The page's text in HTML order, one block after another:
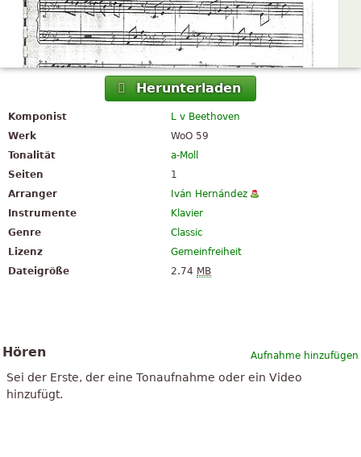
Herunterladen
Komponist
L v Beethoven
Werk
WoO 59
Tonalität
a-Moll
Seiten
1
Arranger
Iván Hernández
Instrumente
Klavier
Genre
Classic
Lizenz
Gemeinfreiheit
Dateigröße
2.74 MB
Aufnahme hinzufügen
Hören
Sei der Erste, der eine Tonaufnahme oder ein Video
hinzufügt.